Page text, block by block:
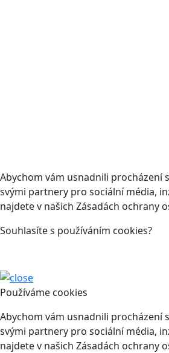
Abychom vám usnadnili procházení
svými partnery pro sociální média,
najdete v našich Zásadách ochrany
Souhlasíte s používáním cookies?
Používáme cookies
Abychom vám usnadnili procházení
svými partnery pro sociální média,
najdete v našich Zásadách ochrany